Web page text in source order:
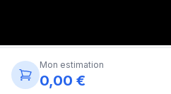
Mon estimation
0,00 €